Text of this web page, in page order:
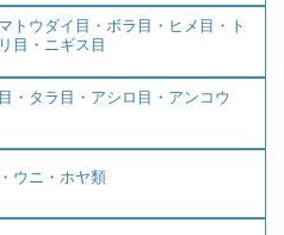
トウダイ目・ボラ目・ヒメ目・ト
目・ニギス目
・タラ目・アシロ目・アンコウ
ウニ・ホヤ類